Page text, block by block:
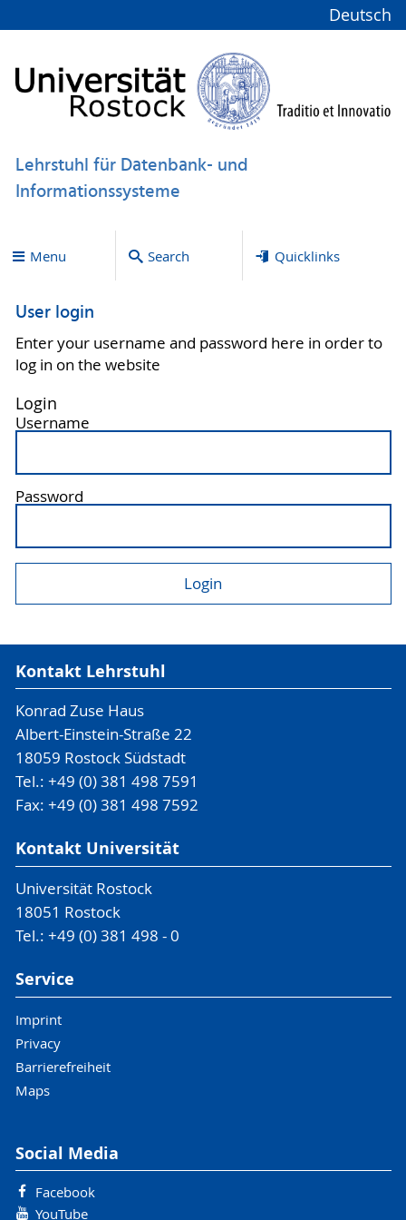
Deutsch
Lehrstuhl für Datenbank- und
Informationssysteme
Menu Search Quicklinks
User login
Enter your username and password here in order to
log in on the website
Login
Username
Password
Kontakt Lehrstuhl
Konrad Zuse Haus
Albert-Einstein-Straße 22
18059 Rostock Südstadt
Tel.: +49 (0) 381 498 7591
Fax: +49 (0) 381 498 7592
Kontakt Universität
Universität Rostock
18051 Rostock
Tel.: +49 (0) 381 498 - 0
Service
Imprint
Privacy
Barrierefreiheit
Maps
Social Media
Facebook
YouTube